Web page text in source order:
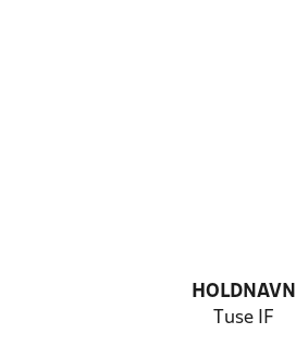
HOLDNAVN
Tuse IF